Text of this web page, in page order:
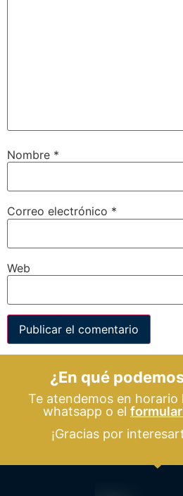
Nombre *
Correo electrónico *
Web
¿En qué
Te atendemos en
whatsapp o el
¡Gracias por